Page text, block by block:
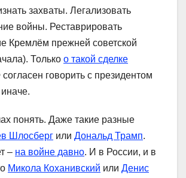
захваты. Легализовать
войны. Реставрировать
Кремлём прежней советской
Только о такой сделке
говорить с президентом
понять. Даже такие разные
Шлосберг или Дональд Трамп.
– на войне давно. И в России, и в
Микола Коханивский или Денис